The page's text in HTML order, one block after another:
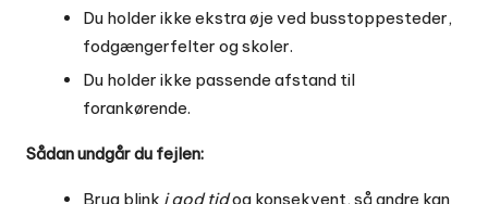
Du holder ikke ekstra øje ved busstoppesteder,
fodgængerfelter og skoler.
Du holder ikke passende afstand til
forankørende.
Sådan undgår du fejlen:
Brug blink i god tidog konsekvent, så andre kan